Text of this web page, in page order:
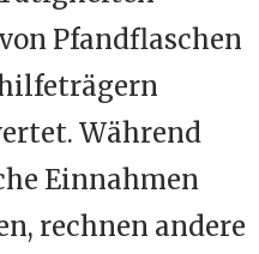
Pfandflaschen
Während
Einnahmen
rechnen andere